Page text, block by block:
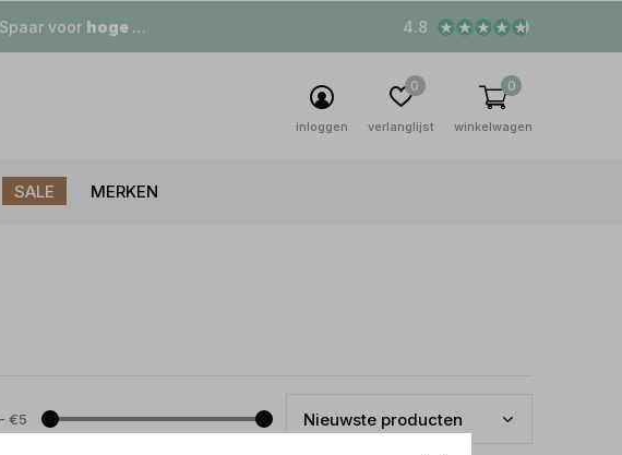
SALE MERKEN
inloggen verlanglijst
0
winkelwagen
0
Spaar voor hoge korting 4.8
- €5